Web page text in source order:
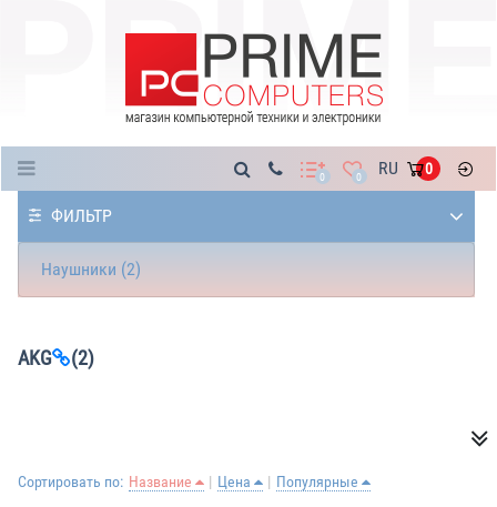
0 0 RU 0
ФИЛЬТР
Наушники (2)
AKG (2)
Сортировать по: Название Цена Популярные